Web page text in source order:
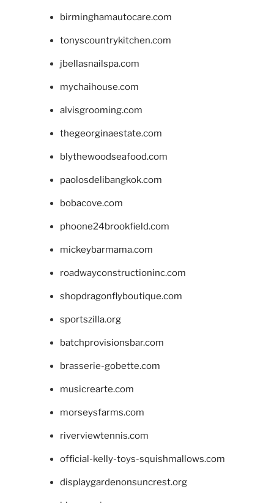
birminghamautocare.com
tonyscountrykitchen.com
jbellasnailspa.com
mychaihouse.com
alvisgrooming.com
thegeorginaestate.com
blythewoodseafood.com
paolosdelibangkok.com
bobacove.com
phoone24brookfield.com
mickeybarmama.com
roadwayconstructioninc.com
shopdragonflyboutique.com
sportszilla.org
batchprovisionsbar.com
brasserie-gobette.com
musicrearte.com
morseysfarms.com
riverviewtennis.com
official-kelly-toys-squishmallows.com
displaygardenonsuncrest.org